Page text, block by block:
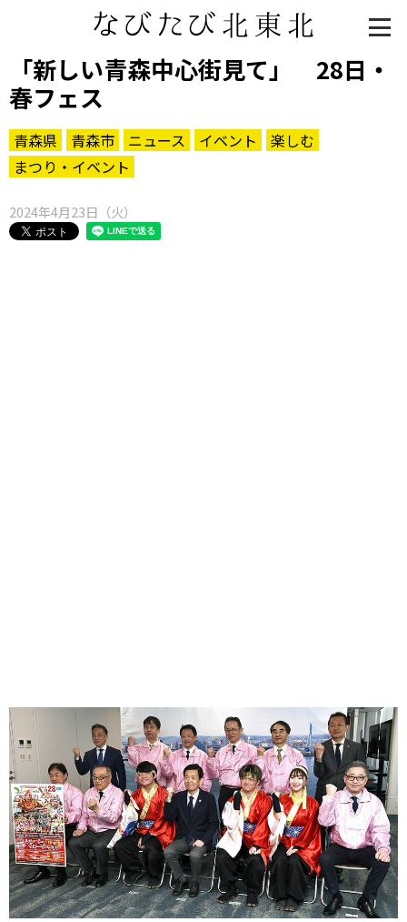
「新しい青森中心街見て」 28日・
春フェス
青森県 青森市 ニュース イベント
楽しむ
まつり・イベント
2024年4月23日（火）